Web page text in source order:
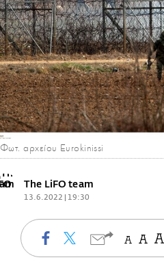
Φωτ. αρχείου Eurokinissi
The LiFO team
13.6.2022 | 19:30